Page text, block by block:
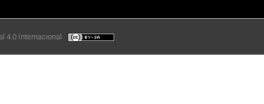
4.0 Internacional